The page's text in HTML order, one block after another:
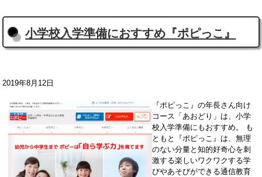
小学校入学準備におすすめ『ポピっこ』
2019年8月12日
『ポピっこ』の年長さん向け
コース「あおどり」は、小学
校入学準備にもおすすめ。 も
ともと『ポピっこ』は、無理
のない分量と知的好奇心を刺
激する楽しいワクワクする学
びやあそびができる通信教育